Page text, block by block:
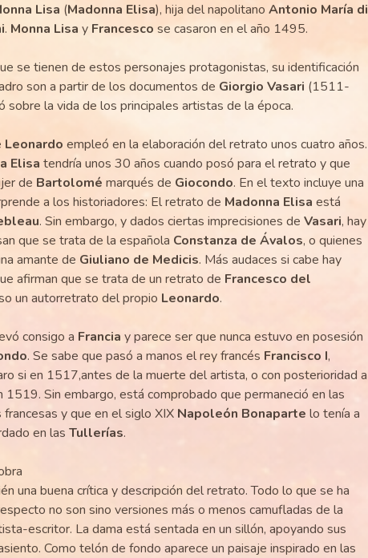
Lisa (Madonna Elisa), hija del napolitano Antonio María di
. Monna Lisa y Francesco se casaron en el año 1495.
se tienen de estos personajes protagonistas, su identificación
son a partir de los documentos de Giorgio Vasari (1511-
sobre la vida de los principales artistas de la época.
Leonardo empleó en la elaboración del retrato unos cuatro años.
Elisa tendría unos 30 años cuando posó para el retrato y que
de Bartolomé marqués de Giocondo. En el texto incluye una
a los historiadores: El retrato de Madonna Elisa está
. Sin embargo, y dados ciertas imprecisiones de Vasari, hay
que se trata de la española Constanza de Ávalos, o quienes
amante de Giuliano de Medicis. Más audaces si cabe hay
afirman que se trata de un retrato de Francesco del
un autorretrato del propio Leonardo.
consigo a Francia y parece ser que nunca estuvo en posesión
. Se sabe que pasó a manos el rey francés Francisco I,
si en 1517,antes de la muerte del artista, o con posterioridad a
1519. Sin embargo, está comprobado que permaneció en las
y que en el siglo XIX Napoleón Bonaparte lo tenía a
en las Tullerías.
una buena crítica y descripción del retrato. Todo lo que se ha
no son sino versiones más o menos camufladas de la
escritor. La dama está sentada en un sillón, apoyando sus
Como telón de fondo aparece un paisaje inspirado en las